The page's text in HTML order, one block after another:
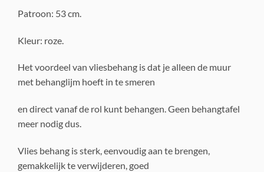
Patroon: 53 cm.
Kleur: roze.
Het voordeel van vliesbehang is dat je alleen de muur
met behanglijm hoeft in te smeren
en direct vanaf de rol kunt behangen. Geen behangtafel
meer nodig dus.
Vlies behang is sterk, eenvoudig aan te brengen,
gemakkelijk te verwijderen, goed